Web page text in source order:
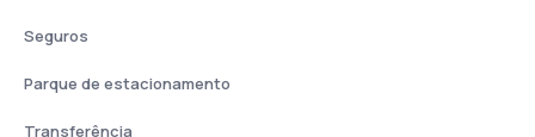
Seguros
Parque de estacionamento
Transferência